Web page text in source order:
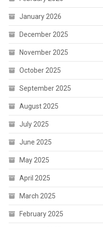
January 2026
December 2025
November 2025
October 2025
September 2025
August 2025
July 2025
June 2025
May 2025
April 2025
March 2025
February 2025